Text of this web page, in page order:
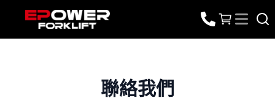
聯絡我們